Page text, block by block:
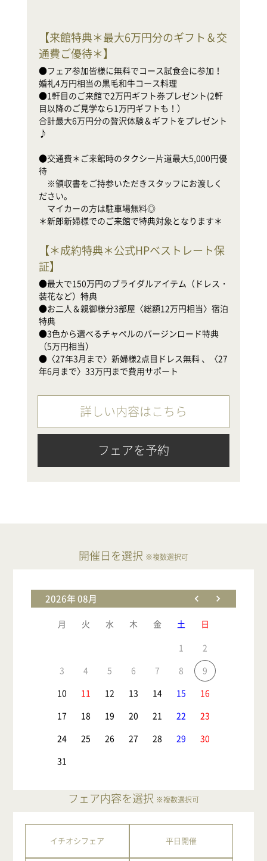
【来館特典＊最大6万円分のギフト＆交
通費ご優待＊】
●フェア参加皆様に無料でコース試食会に参加！
婚礼4万円相当の黒毛和牛コース料理
●1軒目のご来館で2万円ギフト券プレゼント(2軒
目以降のご見学なら1万円ギフトも！）
合計最大6万円分の贅沢体験＆ギフトをプレゼント
♪
●交通費＊ご来館時のタクシー片道最大5,000円優
待
※領収書をご持参いただきスタッフにお渡しく
ださい。
マイカーの方は駐車場無料◎
＊新郎新婦様でのご来館で特典対象となります＊
【＊成約特典＊公式HPベストレート保
証】
●最大で150万円のブライダルアイテム（ドレス・
装花など）特典
●お二人＆親御様分3部屋〈総額12万円相当〉宿泊
特典
●3色から選べるチャペルのバージンロード特典
（5万円相当）
●〈27年3月まで〉新婦様2点目ドレス無料 、〈27
年6月まで〉33万円まで費用サポート
詳しい内容はこちら
フェアを予約
開催日を選択 ※複数選択可
2026年 08月
月 火 水 木 金 土
日
1
2
3
4 5 6 7 8
9
10
11 12 13 14 15
16
17
18 19 20 21 22
23
24
25 26 27 28 29
30
31
フェア内容を選択 ※複数選択可
イチオシフェア 平日開催